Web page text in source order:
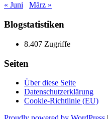
« Juni
März »
Blogstatistiken
8.407 Zugriffe
Seiten
Über diese Seite
Datenschutzerklärung
Cookie-Richtlinie (EU)